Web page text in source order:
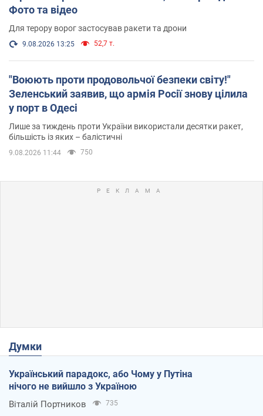
Фото та відео
Для терору ворог застосував ракети та дрони
9.08.2026 13:25 52,7 т.
"Воюють проти продовольчої безпеки світу!"
Зеленський заявив, що армія Росії знову цілила
у порт в Одесі
Лише за тиждень проти України використали десятки ракет,
більшість із яких – балістичні
9.08.2026 11:44 750
Думки
Український парадокс, або Чому у Путіна
нічого не вийшло з Україною
Віталій Портников 735